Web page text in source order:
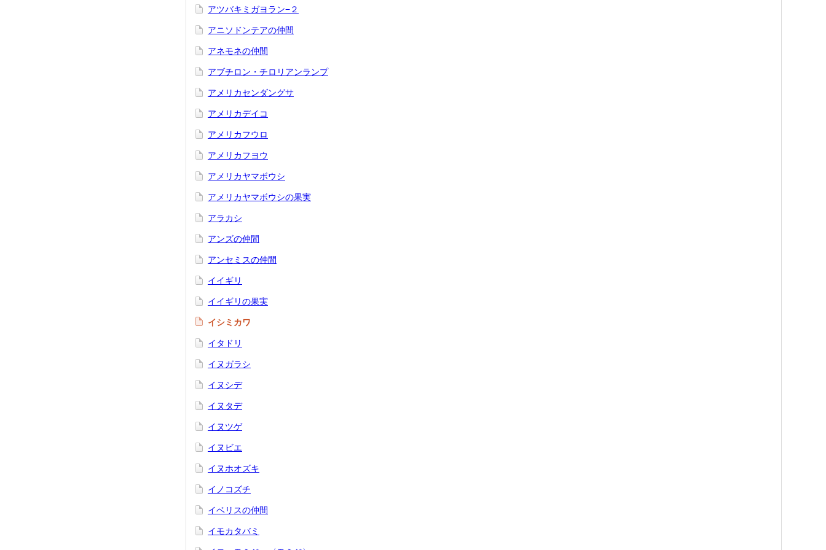
アツバキミガヨラン−２
アニソドンテアの仲間
アネモネの仲間
アブチロン・チロリアンランプ
アメリカセンダングサ
アメリカデイコ
アメリカフウロ
アメリカフヨウ
アメリカヤマボウシ
アメリカヤマボウシの果実
アラカシ
アンズの仲間
アンセミスの仲間
イイギリ
イイギリの果実
イシミカワ
イタドリ
イヌガラシ
イヌシデ
イヌタデ
イヌツゲ
イヌビエ
イヌホオズキ
イノコズチ
イベリスの仲間
イモカタバミ